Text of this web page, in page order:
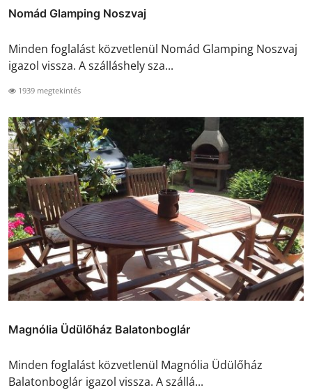
Nomád Glamping Noszvaj
Minden foglalást közvetlenül Nomád Glamping Noszvaj
igazol vissza. A szálláshely sza...
1939 megtekintés
Magnólia Üdülőház Balatonboglár
Minden foglalást közvetlenül Magnólia Üdülőház
Balatonboglár igazol vissza. A szállá...